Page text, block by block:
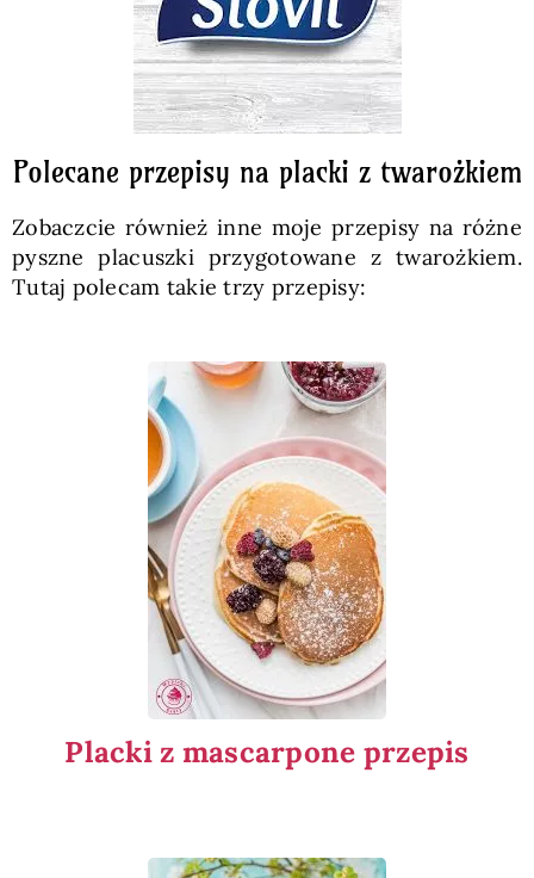
Polecane przepisy na placki z twarożkiem
Zobaczcie również inne moje przepisy na różne
pyszne placuszki przygotowane z twarożkiem.
Tutaj polecam takie trzy przepisy:
Placki z mascarpone przepis